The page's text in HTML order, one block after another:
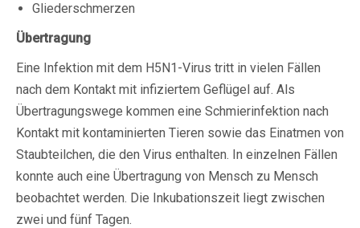
Gliederschmerzen
Übertragung
Eine Infektion mit dem H5N1-Virus tritt in vielen Fällen
nach dem Kontakt mit infiziertem Geflügel auf. Als
Übertragungswege kommen eine Schmierinfektion nach
Kontakt mit kontaminierten Tieren sowie das Einatmen von
Staubteilchen, die den Virus enthalten. In einzelnen Fällen
konnte auch eine Übertragung von Mensch zu Mensch
beobachtet werden. Die Inkubationszeit liegt zwischen
zwei und fünf Tagen.